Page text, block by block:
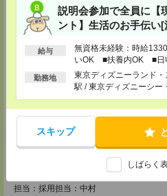
説明会参加で全員に【
ント】生活のお手伝い[
給与
無資格未経験：時給
いOK ■扶養内OK ■日
以上
勤務地
東京ディズニーランド・
駅 / 東京ディズニーシー
ン駅 / リゾートゲートウ
ション駅 / …
スキップ
しばらく
【MD新宿支店】
〒163-0630
東京都新宿区西新宿1-25-1 新宿センタ
TEL：0120514202
担当：採用担当：西川
【MD城南支店】
東京都新宿区西新宿1-25-1 新宿センタ
東京都立川市柴崎町3-10-5 大雅ビル4F
担当：採用担当：中村